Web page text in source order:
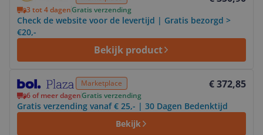
3 tot 4 dagenGratis verzending
Check de website voor de levertijd | Gratis bezorgd >
€20,-
Bekijk product
Marketplace € 372,85
6 of meer dagenGratis verzending
Gratis verzending vanaf € 25,- | 30 Dagen Bedenktijd
Bekijk